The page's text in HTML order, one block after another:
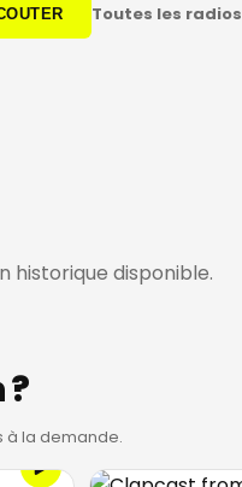
Toutes les radios
historique disponible.
à la demande.